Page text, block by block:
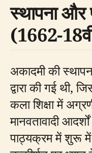
स्थापना और
(1662-
अकादमी की
द्वारा की गई थी,
कला शिक्षा में
मानवतावादी
पाठ्यक्रम में शुरू में